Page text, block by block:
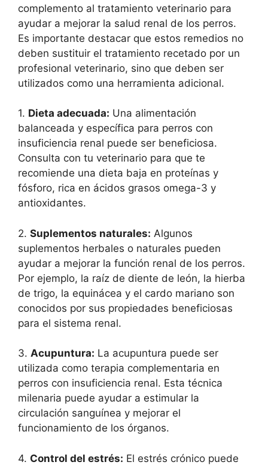
complemento al tratamiento veterinario para
ayudar a mejorar la salud renal de los perros.
Es importante destacar que estos remedios no
deben sustituir el tratamiento recetado por un
profesional veterinario, sino que deben ser
utilizados como una herramienta adicional.
1. Dieta adecuada: Una alimentación
balanceada y específica para perros con
insuficiencia renal puede ser beneficiosa.
Consulta con tu veterinario para que te
recomiende una dieta baja en proteínas y
fósforo, rica en ácidos grasos omega-3 y
antioxidantes.
2. Suplementos naturales: Algunos
suplementos herbales o naturales pueden
ayudar a mejorar la función renal de los perros.
Por ejemplo, la raíz de diente de león, la hierba
de trigo, la equinácea y el cardo mariano son
conocidos por sus propiedades beneficiosas
para el sistema renal.
3. Acupuntura: La acupuntura puede ser
utilizada como terapia complementaria en
perros con insuficiencia renal. Esta técnica
milenaria puede ayudar a estimular la
circulación sanguínea y mejorar el
funcionamiento de los órganos.
4. Control del estrés: El estrés crónico puede